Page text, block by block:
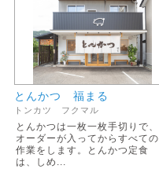
とんかつ 福まる
トンカツ フクマル
とんかつは一枚一枚手切りで、
オーダーが入ってからすべての
作業をします。とんかつ定食
は、しめ...